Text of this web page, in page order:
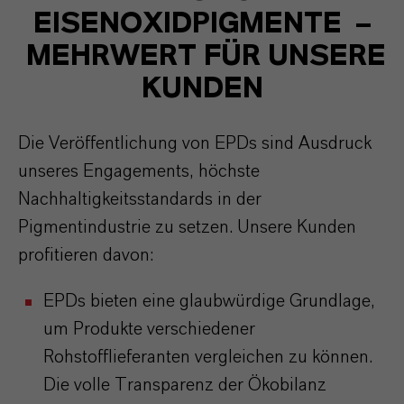
EISENOXIDPIGMENTE –
MEHRWERT FÜR UNSERE
KUNDEN
Die Veröffentlichung von EPDs sind Ausdruck
unseres Engagements, höchste
Nachhaltigkeitsstandards in der
Pigmentindustrie zu setzen. Unsere Kunden
profitieren davon:
EPDs bieten eine glaubwürdige Grundlage,
um Produkte verschiedener
Rohstofflieferanten vergleichen zu können.
Die volle Transparenz der Ökobilanz